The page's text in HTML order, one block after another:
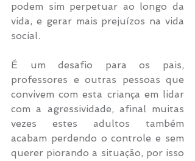
podem sim perpetuar ao longo da
vida, e gerar mais prejuízos na vida
social.
É um desafio para os pais,
professores e outras pessoas que
convivem com esta criança em lidar
com a agressividade, afinal muitas
vezes estes adultos também
acabam perdendo o controle e sem
querer piorando a situação, por isso